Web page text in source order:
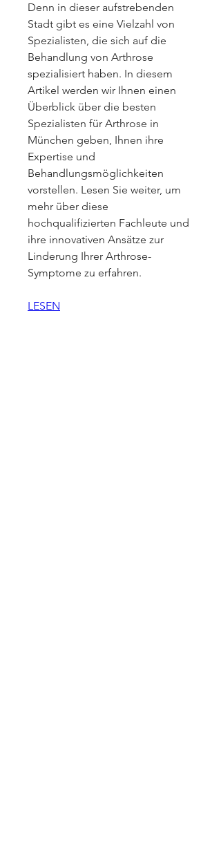
Denn in dieser aufstrebenden
Stadt gibt es eine Vielzahl von
Spezialisten, die sich auf die
Behandlung von Arthrose
spezialisiert haben. In diesem
Artikel werden wir Ihnen einen
Überblick über die besten
Spezialisten für Arthrose in
München geben, Ihnen ihre
Expertise und
Behandlungsmöglichkeiten
vorstellen. Lesen Sie weiter, um
mehr über diese
hochqualifizierten Fachleute und
ihre innovativen Ansätze zur
Linderung Ihrer Arthrose-
Symptome zu erfahren.
LESEN